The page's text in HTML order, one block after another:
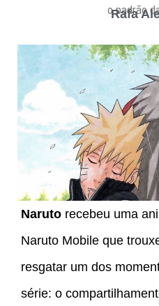
o padrão
Rafa
Naruto recebeu uma
Naruto Mobile que
resgatar um dos
série: o